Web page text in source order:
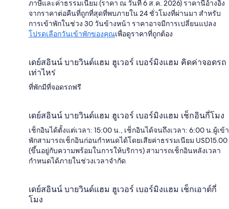
ภาษีและค่าธรรมเนียม (ราคา ณ วันที่ 6 ส.ค. 2026) ราคานี้อ้างอิง
จากราคาต่อคืนที่ถูกที่สุดที่พบภายใน 24 ชั่วโมงที่ผ่านมา สำหรับ
การเข้าพักในช่วง 30 วันข้างหน้า ราคาอาจมีการเปลี่ยนแปลง
โปรดเลือกวันเข้าพักของคุณเพื่อดูราคาที่ถูกต้อง
เดย์สอินน์ บายวินด์แฮม ฮูเวอร์ เบอร์มิงแฮม คิดค่าจอดรถ
เท่าไหร่
ที่พักมีที่จอดรถฟรี
เดย์สอินน์ บายวินด์แฮม ฮูเวอร์ เบอร์มิงแฮม เช็กอินกี่โมง
เช็กอินได้ตั้งแต่เวลา: 15:00 น., เช็กอินได้จนถึงเวลา: 6:00 น.ผู้เข้า
พักสามารถเช็กอินก่อนกำหนดได้โดยเสียค่าธรรมเนียม USD15.00
(ขึ้นอยู่กับความพร้อมในการให้บริการ) สามารถเช็กอินหลังเวลา
กำหนดได้ภายในช่วงเวลาจำกัด
เดย์สอินน์ บายวินด์แฮม ฮูเวอร์ เบอร์มิงแฮม เช็กเอาต์กี่
โมง